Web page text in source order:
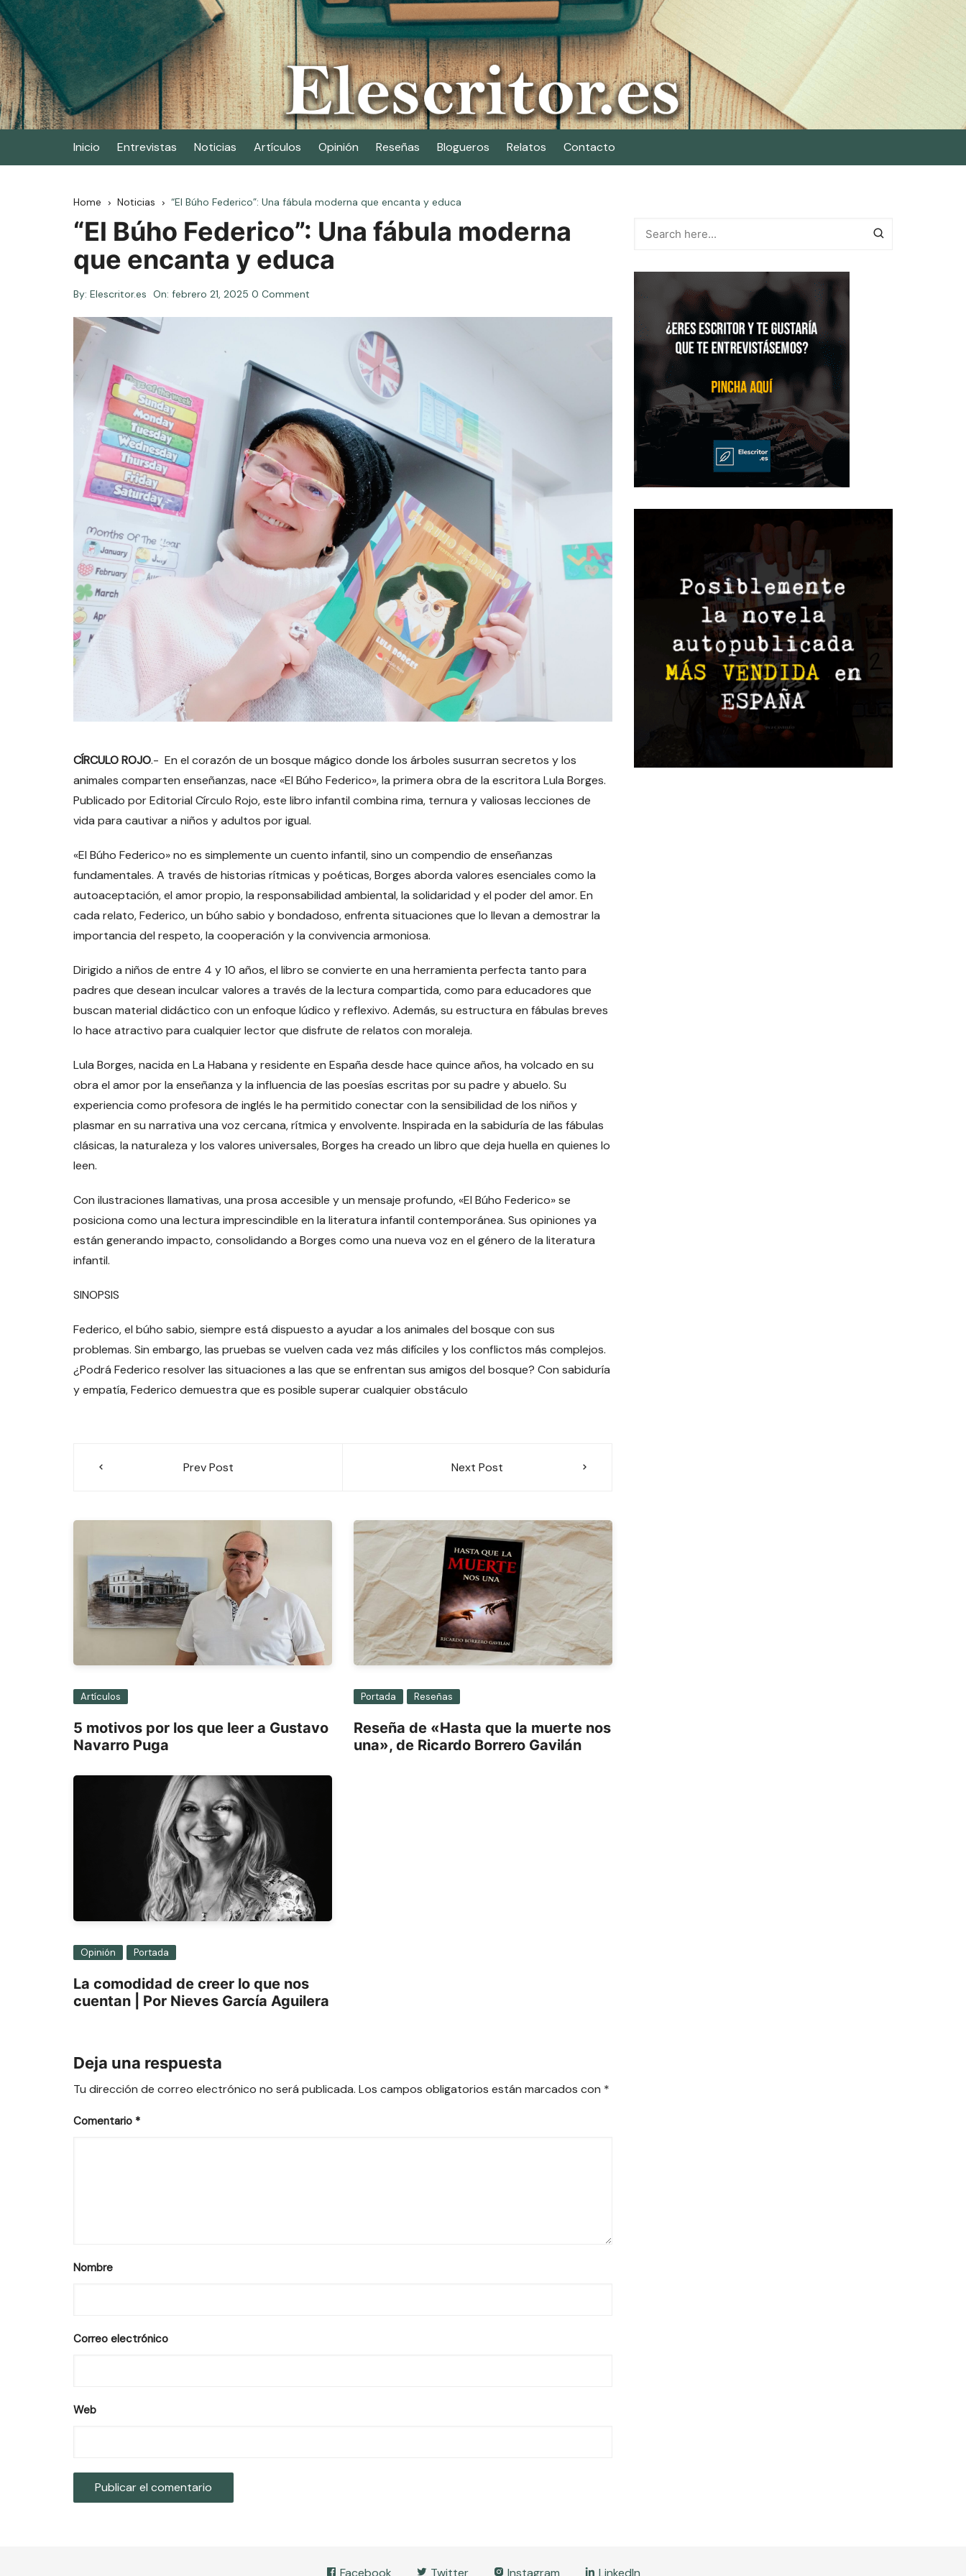
Skip
to
content
Elescritor.es
El periódico digital de los escritores
Inicio Entrevistas Noticias Artículos Opinión Reseñas Blogueros Relatos Contacto
Home Noticias “El Búho Federico”: Una fábula moderna que encanta y educa
“El Búho Federico”: Una fábula moderna
que encanta y educa
By: Elescritor.es On: febrero 21, 2025 0 Comment
CÍRCULO ROJO.- En el corazón de un bosque mágico donde los árboles susurran secretos y los
animales comparten enseñanzas, nace «El Búho Federico», la primera obra de la escritora Lula Borges.
Publicado por Editorial Círculo Rojo, este libro infantil combina rima, ternura y valiosas lecciones de
vida para cautivar a niños y adultos por igual.
«El Búho Federico» no es simplemente un cuento infantil, sino un compendio de enseñanzas
fundamentales. A través de historias rítmicas y poéticas, Borges aborda valores esenciales como la
autoaceptación, el amor propio, la responsabilidad ambiental, la solidaridad y el poder del amor. En
cada relato, Federico, un búho sabio y bondadoso, enfrenta situaciones que lo llevan a demostrar la
importancia del respeto, la cooperación y la convivencia armoniosa.
Dirigido a niños de entre 4 y 10 años, el libro se convierte en una herramienta perfecta tanto para
padres que desean inculcar valores a través de la lectura compartida, como para educadores que
buscan material didáctico con un enfoque lúdico y reflexivo. Además, su estructura en fábulas breves
lo hace atractivo para cualquier lector que disfrute de relatos con moraleja.
Lula Borges, nacida en La Habana y residente en España desde hace quince años, ha volcado en su
obra el amor por la enseñanza y la influencia de las poesías escritas por su padre y abuelo. Su
experiencia como profesora de inglés le ha permitido conectar con la sensibilidad de los niños y
plasmar en su narrativa una voz cercana, rítmica y envolvente. Inspirada en la sabiduría de las fábulas
clásicas, la naturaleza y los valores universales, Borges ha creado un libro que deja huella en quienes lo
leen.
Con ilustraciones llamativas, una prosa accesible y un mensaje profundo, «El Búho Federico» se
posiciona como una lectura imprescindible en la literatura infantil contemporánea. Sus opiniones ya
están generando impacto, consolidando a Borges como una nueva voz en el género de la literatura
infantil.
SINOPSIS
Federico, el búho sabio, siempre está dispuesto a ayudar a los animales del bosque con sus
problemas. Sin embargo, las pruebas se vuelven cada vez más difíciles y los conflictos más complejos.
¿Podrá Federico resolver las situaciones a las que se enfrentan sus amigos del bosque? Con sabiduría
y empatía, Federico demuestra que es posible superar cualquier obstáculo
Prev Post Next Post
Artículos
5 motivos por los que leer a Gustavo
Navarro Puga
Portada Reseñas
Reseña de «Hasta que la muerte nos
una», de Ricardo Borrero Gavilán
Opinión Portada
La comodidad de creer lo que nos
cuentan | Por Nieves García Aguilera
Deja una respuesta
Tu dirección de correo electrónico no será publicada. Los campos obligatorios están marcados con *
Comentario *
Nombre
Correo electrónico
Web
Facebook Twitter Instagram LinkedIn